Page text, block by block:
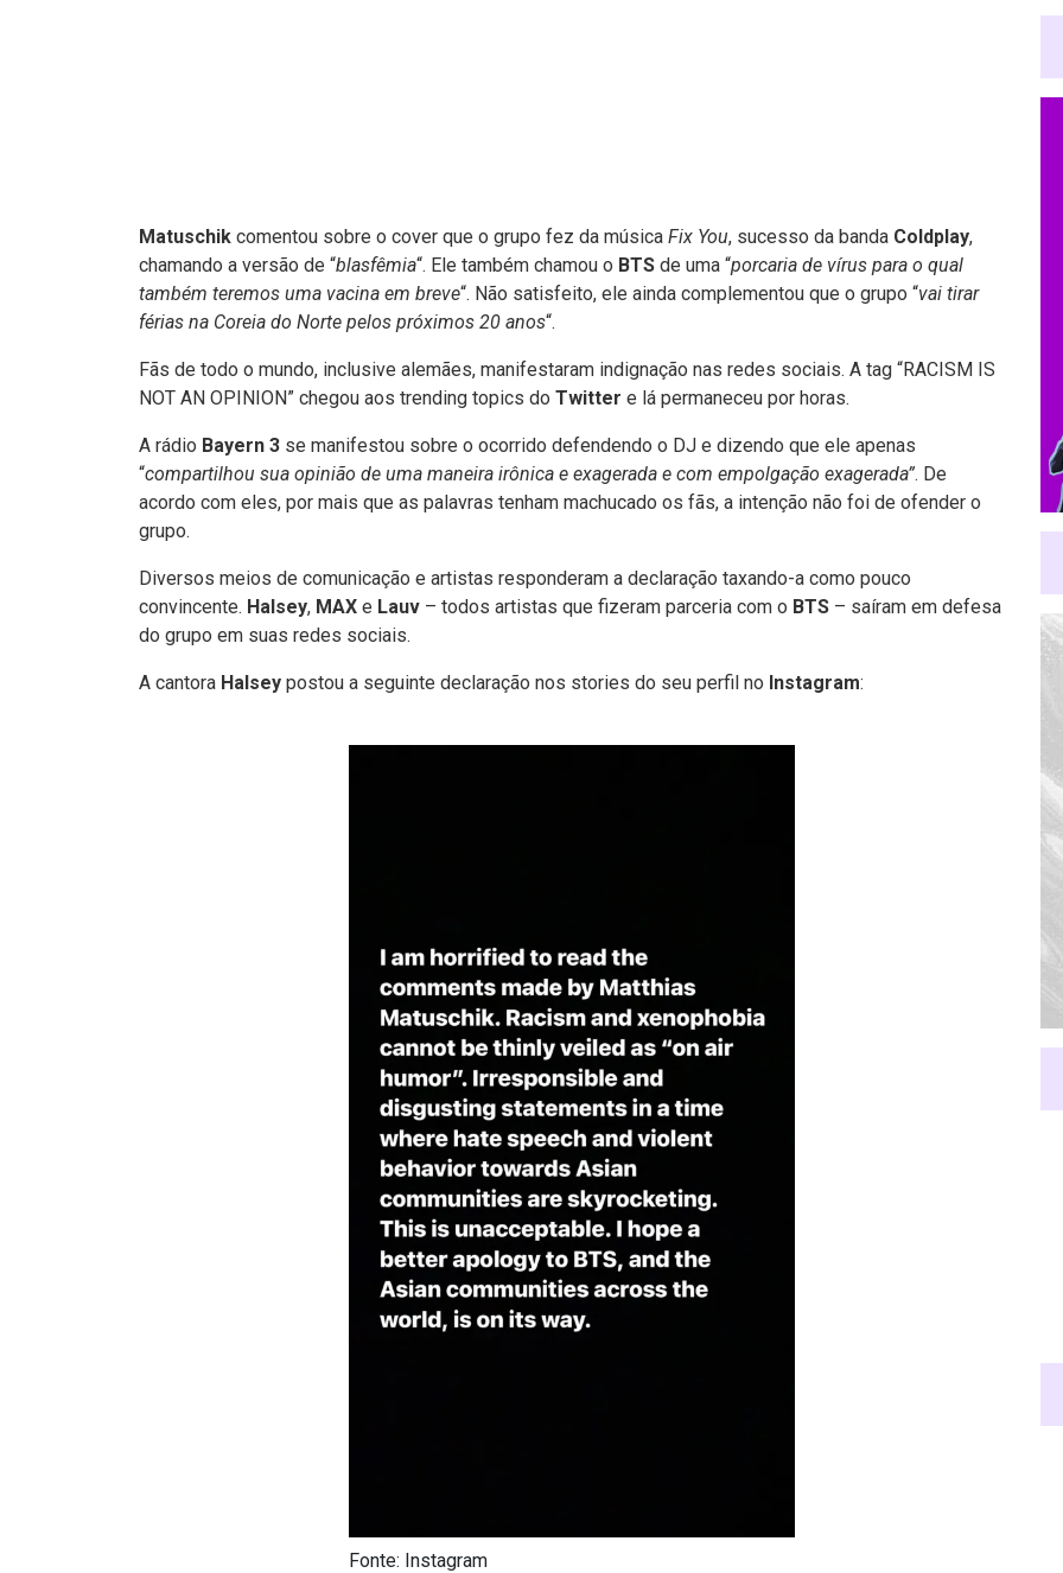
Matuschik comentou sobre o cover que o grupo fez da música Fix You, sucesso da banda Coldplay,
chamando a versão de “blasfêmia“. Ele também chamou o BTS de uma “porcaria de vírus para o qual
também teremos uma vacina em breve“. Não satisfeito, ele ainda complementou que o grupo “vai tirar
férias na Coreia do Norte pelos próximos 20 anos“.
Fãs de todo o mundo, inclusive alemães, manifestaram indignação nas redes sociais. A tag “RACISM IS
NOT AN OPINION” chegou aos trending topics do Twitter e lá permaneceu por horas.
A rádio Bayern 3 se manifestou sobre o ocorrido defendendo o DJ e dizendo que ele apenas
“compartilhou sua opinião de uma maneira irônica e exagerada e com empolgação exagerada”. De
acordo com eles, por mais que as palavras tenham machucado os fãs, a intenção não foi de ofender o
grupo.
Diversos meios de comunicação e artistas responderam a declaração taxando-a como pouco
convincente. Halsey, MAX e Lauv – todos artistas que fizeram parceria com o BTS – saíram em defesa
do grupo em suas redes sociais.
A cantora Halsey postou a seguinte declaração nos stories do seu perfil no Instagram:
Fonte: Instagram